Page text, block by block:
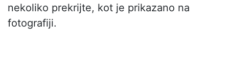
nekoliko prekrijte, kot je prikazano na
fotografiji.